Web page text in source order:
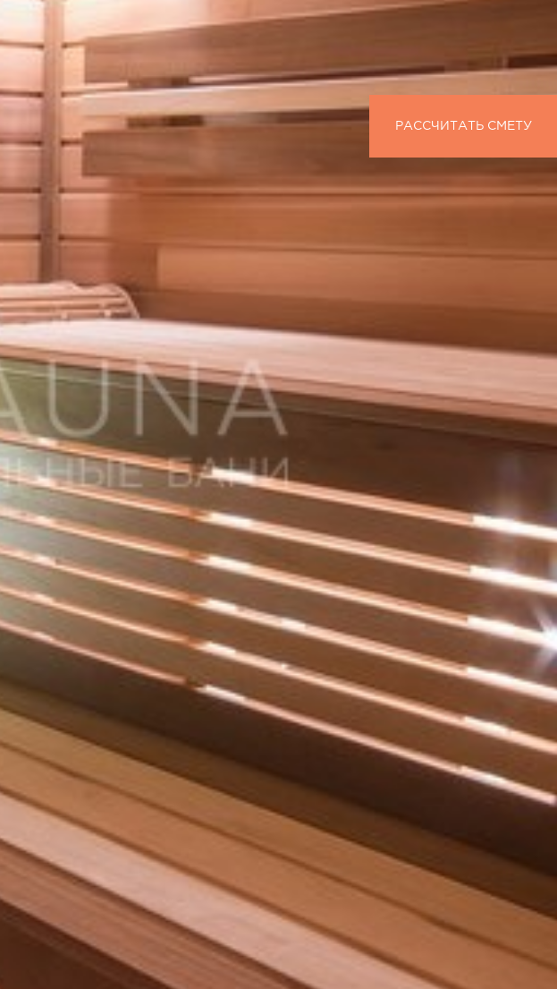
РАССЧИТАТЬ СМЕТУ
РАССЧИТАТЬ СМЕТУ